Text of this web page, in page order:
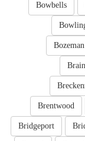
Bowbells
Bozeman
Brentwood
Bridgeport